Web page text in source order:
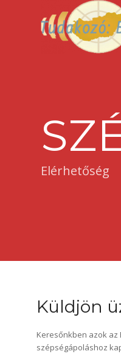
Elérhetőség
Küldjön
Keresőnkben azok az
szépségápoláshoz